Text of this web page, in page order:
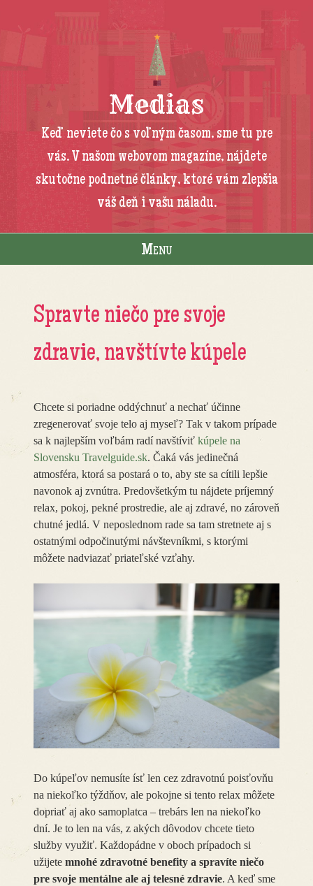
Medias
Keď neviete čo s voľným časom, sme tu pre
vás. V našom webovom magazíne, nájdete
skutočne podnetné články, ktoré vám zlepšia
váš deň i vašu náladu.
Menu
Spravte niečo pre svoje
zdravie, navštívte kúpele
Chcete si poriadne oddýchnuť a nechať účinne
zregenerovať svoje telo aj myseľ? Tak v takom prípade
sa k najlepším voľbám radí navštíviť kúpele na
Slovensku Travelguide.sk. Čaká vás jedinečná
atmosféra, ktorá sa postará o to, aby ste sa cítili lepšie
navonok aj zvnútra. Predovšetkým tu nájdete príjemný
relax, pokoj, pekné prostredie, ale aj zdravé, no zároveň
chutné jedlá. V neposlednom rade sa tam stretnete aj s
ostatnými odpočinutými návštevníkmi, s ktorými
môžete nadviazať priateľské vzťahy.
Do kúpeľov nemusíte ísť len cez zdravotnú poisťovňu
na niekoľko týždňov, ale pokojne si tento relax môžete
dopriať aj ako samoplatca – trebárs len na niekoľko
dní. Je to len na vás, z akých dôvodov chcete tieto
služby využiť. Každopádne v oboch prípadoch si
užijete mnohé zdravotné benefity a spravíte niečo
pre svoje mentálne ale aj telesné zdravie. A keď sme